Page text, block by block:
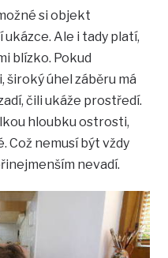
si objekt
Ale i tady platí,
blízko. Pokud
úhel záběru má
čili ukáže prostředí.
hloubku ostrosti,
Což nemusí být vždy
nevadí.